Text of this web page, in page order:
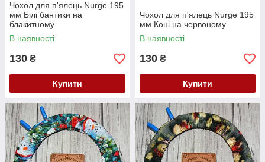
Чохол для п'ялець Nurge 195
мм Білі бантики на
блакитному
В наявності
130 ₴
Купити
Чохол для п'ялець Nurge 195
мм Коні на червоному
В наявності
130 ₴
Купити